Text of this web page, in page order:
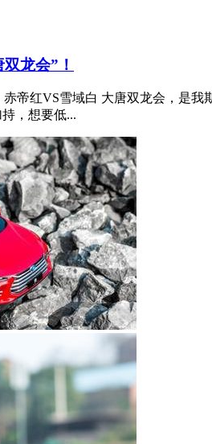
龙会”！
帝红VS雪域白 大唐双龙会，是
，想要低...